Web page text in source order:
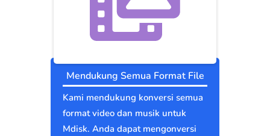
Mendukung Semua Format File
Kami mendukung konversi semua
format video dan musik untuk
Mdisk. Anda dapat mengonversi